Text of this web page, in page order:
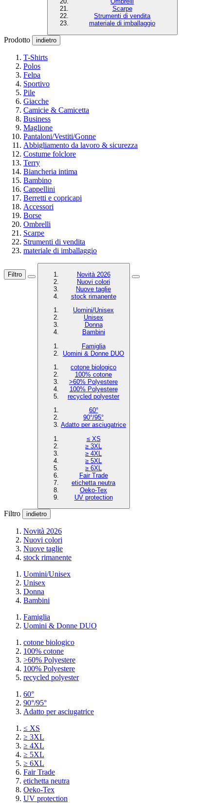
Scarpe
Strumenti di vendita
materiale di imballaggio
Prodotto indietro
T-Shirts
Polos
Felpa
Sportivo
Pile
Giacche
Camicie & Camicetta
Business
Maglione
Pantaloni/Vestiti/Gonne
Abbigliamento da lavoro & sicurezza
Costume folclore
Terry
Biancheria intima
Bambino
Cappellini
Berretti e copricapi
Accessori
Borse
Ombrelli
Scarpe
Strumenti di vendita
materiale di imballaggio
Filtro
Novità 2026
Nuovi colori
Nuove taglie
stock rimanente
Uomini/Unisex
Unisex
Donna
Bambini
Famiglia
Uomini & Donne DUO
cotone biologico
100% cotone
>60% Polyestere
100% Polyestere
recycled polyester
60°
90°/95°
Adatto per asciugatrice
≤ XS
≥ 3XL
≥ 4XL
≥ 5XL
≥ 6XL
Fair Trade
etichetta neutra
Oeko-Tex
UV protection
Filtro indietro
Novità 2026
Nuovi colori
Nuove taglie
stock rimanente
Uomini/Unisex
Unisex
Donna
Bambini
Famiglia
Uomini & Donne DUO
cotone biologico
100% cotone
>60% Polyestere
100% Polyestere
recycled polyester
60°
90°/95°
Adatto per asciugatrice
≤ XS
≥ 3XL
≥ 4XL
≥ 5XL
≥ 6XL
Fair Trade
etichetta neutra
Oeko-Tex
UV protection